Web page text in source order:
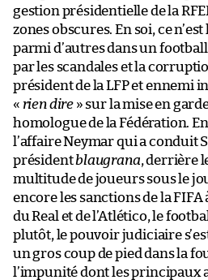
gestion présidentielle de la
zones obscures. En soi, ce
parmi d’autres dans un
par les scandales et la
président de la LFP et ennemi
« rien dire » sur la mise en
homologue de la Fédération.
l’affaire Neymar qui a conduit
présidentblaugrana, derrière
multitude de joueurs sous le
encore les sanctions de la FIFA
du Real et de l’Atlético, le
plutôt, le pouvoir judiciaire
un gros coup de pied dans la
l’impunité dont les principaux